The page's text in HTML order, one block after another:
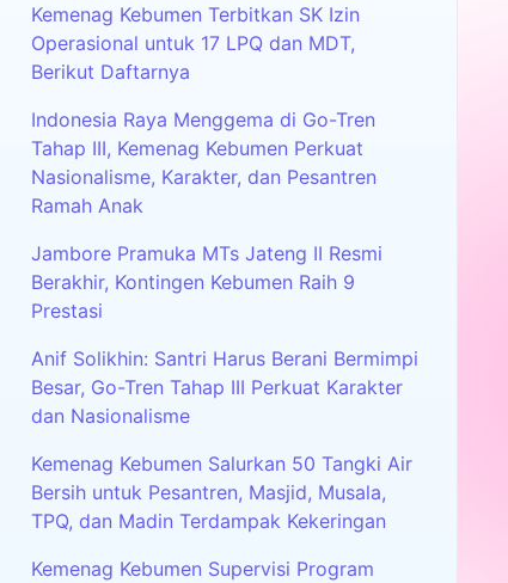
Kemenag Kebumen Terbitkan SK Izin
Operasional untuk 17 LPQ dan MDT,
Berikut Daftarnya
Indonesia Raya Menggema di Go-Tren
Tahap III, Kemenag Kebumen Perkuat
Nasionalisme, Karakter, dan Pesantren
Ramah Anak
Jambore Pramuka MTs Jateng II Resmi
Berakhir, Kontingen Kebumen Raih 9
Prestasi
Anif Solikhin: Santri Harus Berani Bermimpi
Besar, Go-Tren Tahap III Perkuat Karakter
dan Nasionalisme
Kemenag Kebumen Salurkan 50 Tangki Air
Bersih untuk Pesantren, Masjid, Musala,
TPQ, dan Madin Terdampak Kekeringan
Kemenag Kebumen Supervisi Program